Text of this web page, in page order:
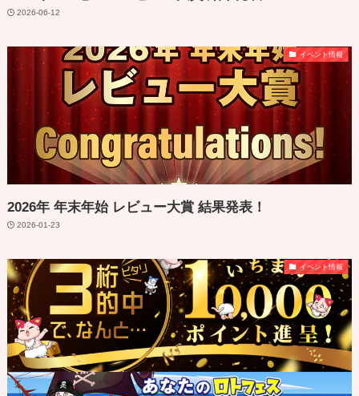
2026-06-12
イベント情報
2026年 年末年始 レビュー大賞 結果発表！
2026-01-23
イベント情報